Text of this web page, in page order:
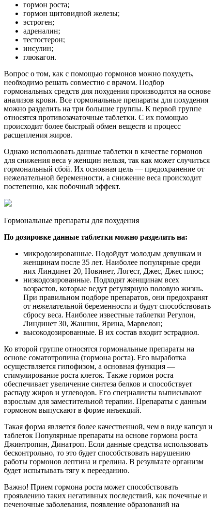
гормон роста;
гормон щитовидной железы;
эстроген;
адреналин;
тестостерон;
инсулин;
глюкагон.
Вопрос о том, как с помощью гормонов можно похудеть,
необходимо решать совместно с врачом. Подбор
гормональных средств для похудения производится на основе
анализов крови. Все гормональные препараты для похудения
можно разделить на три большие группы. К первой группе
относятся противозачаточные таблетки. С их помощью
происходит более быстрый обмен веществ и процесс
расщепления жиров.
Однако использовать данные таблетки в качестве гормонов
для снижения веса у женщин нельзя, так как может случиться
гормональный сбой. Их основная цель — предохранение от
нежелательной беременности, а снижение веса происходит
постепенно, как побочный эффект.
Гормональные препараты для похудения
По дозировке данные таблетки можно разделить на:
микродозированные. Подойдут молодым девушкам и
женщинам после 35 лет. Наиболее популярные среди
них Линдинет 20, Новинет, Логест, Джес, Джес плюс;
низкодозированные. Подходят женщинам всех
возрастов, которые ведут регулярную половую жизнь.
При правильном подборе препаратов, они предохранят
от нежелательной беременности и будут способствовать
сбросу веса. Наиболее известные таблетки Регулон,
Линдинет 30, Жаннин, Ярина, Марвелон;
высокодозированные. В их состав входит эстрадиол.
Ко второй группе относятся гормональные препараты на
основе соматотропина (гормона роста). Его выработка
осуществляется гипофизом, а основная функция —
стимулирование роста клеток. Также гормон роста
обеспечивает увеличение синтеза белков и способствует
распаду жиров и углеводов. Его специалисты выписывают
взрослым для заместительной терапии. Препараты с данным
гормоном выпускают в форме инъекций.
Такая форма является более качественной, чем в виде капсул и
таблеток Популярные препараты на основе гормона роста
Джинтропин, Динатроп. Если данные средства использовать
бесконтрольно, то это будет способствовать нарушению
работы гормонов лептина и грелина. В результате организм
будет испытывать тягу к перееданию.
Важно! Прием гормона роста может способствовать
проявлению таких негативных последствий, как почечные и
печеночные заболевания, появление образований на